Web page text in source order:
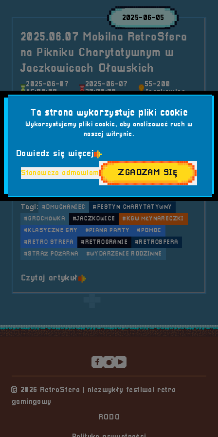
2025-06-05
2025.06.07 Mobilna RetroSfera
na Pikniku Charytatywnym w
Jaczkowicach Oławskich
2025-06-07
15:00:00
2025-06-07
20:00:00
55-200
Jaczkowice
charytatywnego w Jaczkowicach! Już 7 czerwca
spotkajmy się na boisku wiejskim, by wspólnie
glejakiem. Na miejscu czeka moc atrakcji – także
Kategorie wpisu:
Tagi: #DMUCHANIEC
#FESTYN CHARYTATYWNY
#GROCHÓWKA
#JACZKOWICE
#KGW MŁYNARECZKI
#KLASYCZNE GRY
#PIANA PARTY
#POMOC
#RETRO STREFA
#RETROGRANIE
#RETROSFERA
#STRAŻ POŻARNA
#WYDARZENIE RODZINNE
Czytaj artykuło tytule 2025.06.07 Mobilna
© 2026 RetroSfera | niezwykły festiwal retro
gamingowy
RODO
Ta strona wykorzystuje pliki cookie
Wykorzystujemy pliki cookie, aby analizować ruch w
naszej witrynie.
Dowiedz się więcej
Stanowczo odmawiam ZGADZAM SIĘ